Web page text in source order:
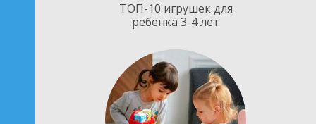
ТОП-10 игрушек для
ребенка 3-4 лет